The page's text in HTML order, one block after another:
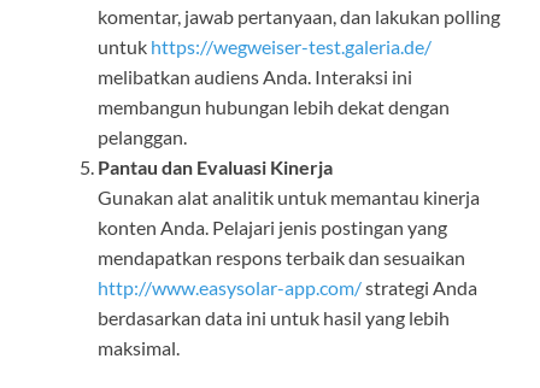
komentar, jawab pertanyaan, dan lakukan polling
untuk https://wegweiser-test.galeria.de/
melibatkan audiens Anda. Interaksi ini
membangun hubungan lebih dekat dengan
pelanggan.
Pantau dan Evaluasi Kinerja
Gunakan alat analitik untuk memantau kinerja
konten Anda. Pelajari jenis postingan yang
mendapatkan respons terbaik dan sesuaikan
http://www.easysolar-app.com/strategi Anda
berdasarkan data ini untuk hasil yang lebih
maksimal.